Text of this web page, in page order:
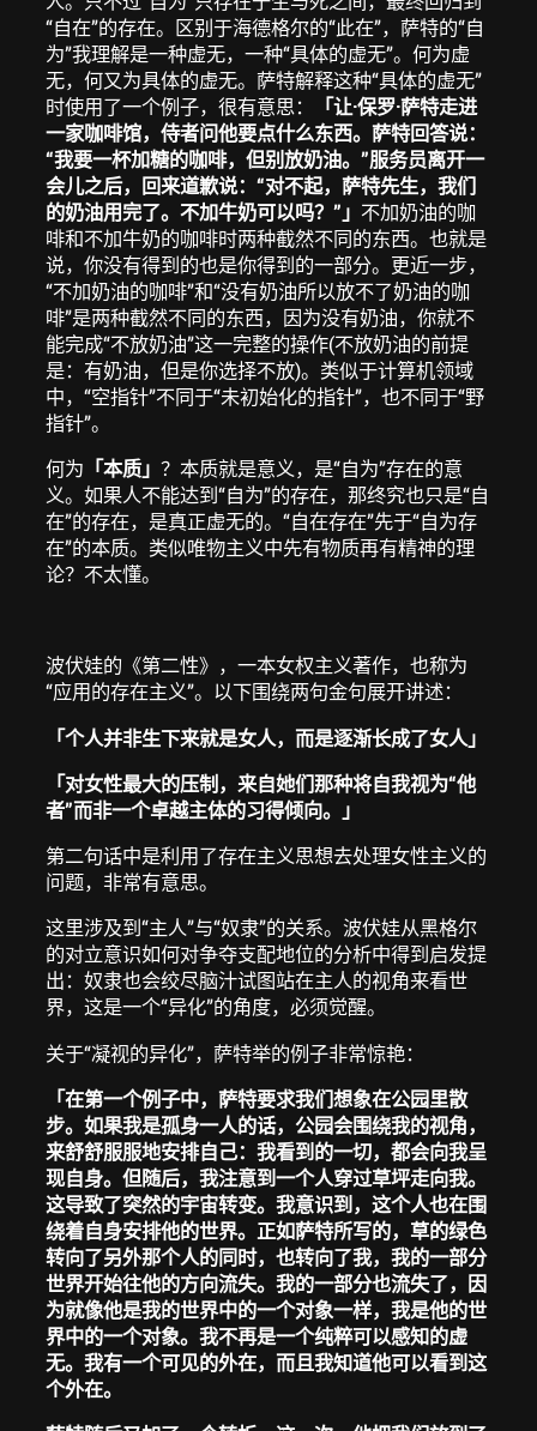
“自在”的存在。区别于海德格尔的“此在”，萨特的“自
为”我理解是一种虚无，一种“具体的虚无”。何为虚
无，何又为具体的虚无。萨特解释这种“具体的虚无”
时使用了一个例子，很有意思：
「让·保罗·萨特走进
一家咖啡馆，侍者问他要点什么东西。萨特回答说：
“我要一杯加糖的咖啡，但别放奶油。”服务员离开一
会儿之后，回来道歉说：“对不起，萨特先生，我们
的奶油用完了。不加牛奶可以吗？”」 不加奶油的咖
啡和不加牛奶的咖啡时两种截然不同的东西。也就是
说，你没有得到的也是你得到的一部分。更近一步，
“不加奶油的咖啡”和“没有奶油所以放不了奶油的咖
啡”是两种截然不同的东西，因为没有奶油，你就不
能完成“不放奶油”这一完整的操作(不放奶油的前提
是：有奶油，但是你选择不放)。类似于计算机领域
中，“空指针”不同于“未初始化的指针”，也不同于“野
指针”。
何为 「本质」 ？本质就是意义，是“自为”存在的意
义。如果人不能达到“自为”的存在，那终究也只是“自
在”的存在，是真正虚无的。“自在存在”先于“自为存
在”的本质。类似唯物主义中先有物质再有精神的理
论？不太懂。
波伏娃的《第二性》，一本女权主义著作，也称为
“应用的存在主义”。以下围绕两句金句展开讲述：
「个人并非生下来就是女人，而是逐渐长成了女人」
「对女性最大的压制，来自她们那种将自我视为“他
者”而非一个卓越主体的习得倾向。」
第二句话中是利用了存在主义思想去处理女性主义的
问题，非常有意思。
这里涉及到“主人”与“奴隶”的关系。波伏娃从黑格尔
的对立意识如何对争夺支配地位的分析中得到启发提
出：奴隶也会绞尽脑汁试图站在主人的视角来看世
界，这是一个“异化”的角度，必须觉醒。
关于“凝视的异化”，萨特举的例子非常惊艳：
「在第一个例子中，萨特要求我们想象在公园里散
步。如果我是孤身一人的话，公园会围绕我的视角，
来舒舒服服地安排自己：我看到的一切，都会向我呈
现自身。但随后，我注意到一个人穿过草坪走向我。
这导致了突然的宇宙转变。我意识到，这个人也在围
绕着自身安排他的世界。正如萨特所写的，草的绿色
转向了另外那个人的同时，也转向了我，我的一部分
世界开始往他的方向流失。我的一部分也流失了，因
为就像他是我的世界中的一个对象一样，我是他的世
界中的一个对象。我不再是一个纯粹可以感知的虚
无。我有一个可见的外在，而且我知道他可以看到这
个外在。